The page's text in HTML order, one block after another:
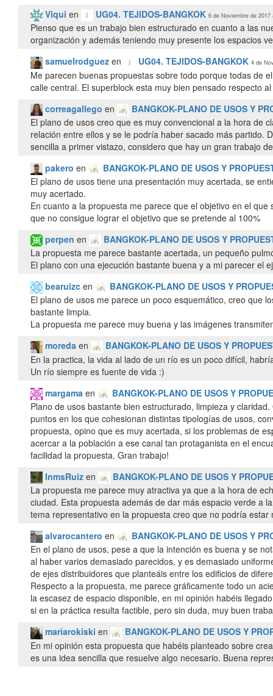
Viqui en UG04. TEJIDOS-BANGKOK 6 de Noviembre de 2017
Pienso que es un trabajo bien estructurado en cuanto a las
organización y además teniendo muy presente los espacios
samuelrodguez en UG04. TEJIDOS-BANGKOK 4 de
Me parecen buenas propuestas sobre todo porque todas de
calle central. El superblock esta muy bien pensado respecto
correagallego en
BANGKOK-PLANO DE USOS Y
El plano de usos creo que es muy convencional a la hora de
relación entre ellos y se le podría haber sacado más partido.
sencilla a primer vistazo, considero que hay un gran trabajo
pakero en
BANGKOK-PLANO DE USOS Y
El plano de usos tiene una presentación muy acertada, se
muy acertado.
En cuanto a la propuesta me parece que el objetivo en el
que no consigue lograr el objetivo que se pretende al 100%
perpen en
BANGKOK-PLANO DE USOS Y
La propuesta me parece bastante acertada, un pequeño
El plano con una ejecución bastante buena y a mi parecer el
bearuizc en
BANGKOK-PLANO DE USOS Y
El plano de usos me parece un poco esquemático, creo que
bastante limpia.
La propuesta me parece muy buena y las imágenes
moreda en
BANGKOK-PLANO DE USOS Y
En la practica, la vida al lado de un río es un poco difícil,
Un río siempre es fuente de vida :)
margama en
BANGKOK-PLANO DE USOS Y
Plano de usos bastante bien estructurado, limpieza y
puntos en los que cohesionan distintas tipologías de usos,
propuesta, opino que es muy acertada, si los problemas de
acercar a la población a ese canal tan protaganista en el
facilidad la propuesta. Gran trabajo!
InmsRuiz en
BANGKOK-PLANO DE USOS Y
La propuesta me parece muy atractiva ya que a la hora de
ciudad. Esta propuesta además de dar más espacio verde a
tema representativo en la propuesta creo que no podría estar
alvarocantero en
BANGKOK-PLANO DE USOS Y
En el plano de usos, pese a que la intención es buena y se
al haber varios demasiado parecidos, y es demasiado
de ejes distribuidores que planteáis entre los edificios de
Respecto a la propuesta, me parece gráficamente todo un
la escasez de espacio disponible, en mi opinión habéis
si en la práctica resulta factible, pero sin duda, muy buen
mariarokiski en
BANGKOK-PLANO DE USOS Y
En mi opinión esta propuesta que habéis planteado sobre
es una idea sencilla que resuelve algo necesario. Buena